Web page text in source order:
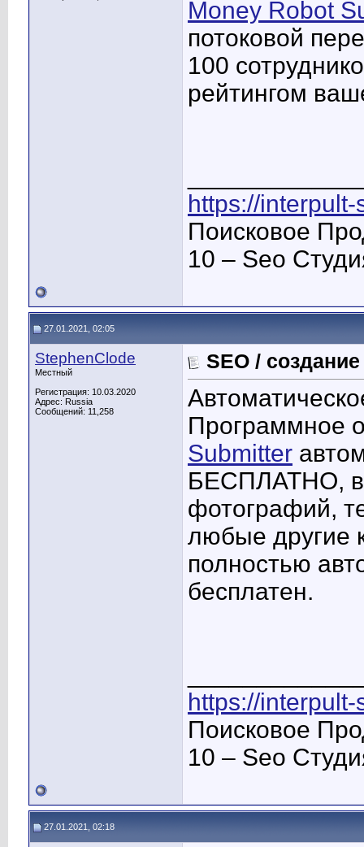
Money Robot
потоковой
100
рейтингом
https://
Поисковое
10 – Seo
27.01.2021, 02:05
StephenClode
Местный
Регистрация: 10.03.2020
Адрес: Russia
Сообщений: 11,258
SEO /
Программное
Submitter
БЕСПЛАТНО,
фотографий,
любые другие
полностью
бесплатен.
https://
Поисковое
10 – Seo
27.01.2021, 02:18